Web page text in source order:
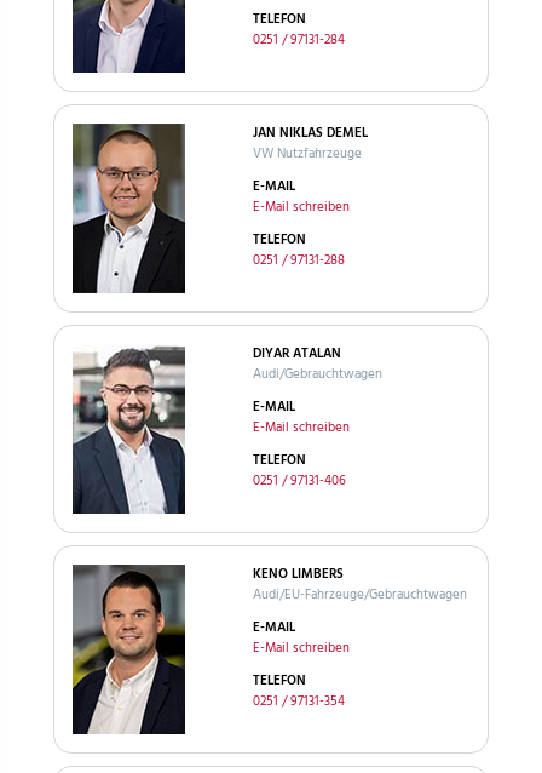
TELEFON
0251 / 97131-284
JAN NIKLAS DEMEL
VW Nutzfahrzeuge
E-MAIL
E-Mail schreiben
TELEFON
0251 / 97131-288
DIYAR ATALAN
Audi/Gebrauchtwagen
E-MAIL
E-Mail schreiben
TELEFON
0251 / 97131-406
KENO LIMBERS
Audi/EU-Fahrzeuge/Gebrauchtwagen
E-MAIL
E-Mail schreiben
TELEFON
0251 / 97131-354